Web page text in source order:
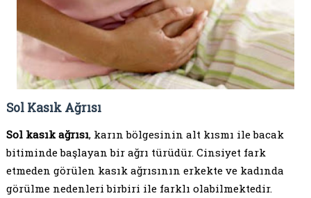
Sol Kasık Ağrısı
Sol kasık ağrısı, karın bölgesinin alt kısmı ile bacak
bitiminde başlayan bir ağrı türüdür. Cinsiyet fark
etmeden görülen kasık ağrısının erkekte ve kadında
görülme nedenleri birbiri ile farklı olabilmektedir.